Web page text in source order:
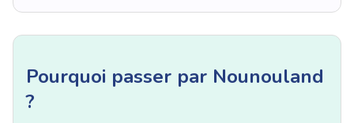
Pourquoi passer par Nounouland
?